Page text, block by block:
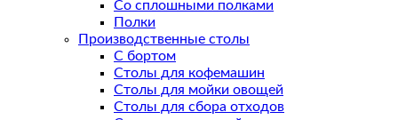
Со сплошными полками
Полки
Производственные столы
С бортом
Столы для кофемашин
Столы для мойки овощей
Столы для сбора отходов